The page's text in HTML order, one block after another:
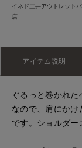
イネド三井アウトレット
店
アイテム説明
ぐるっと巻かれ
なので、肩にか
です。ショルダー